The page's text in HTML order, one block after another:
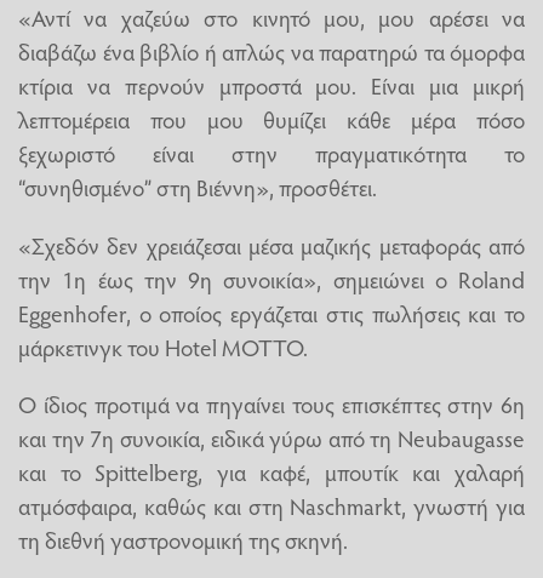
«Αντί να χαζεύω στο κινητό μου, μου αρέσει να
διαβάζω ένα βιβλίο ή απλώς να παρατηρώ τα όμορφα
κτίρια να περνούν μπροστά μου. Είναι μια μικρή
λεπτομέρεια που μου θυμίζει κάθε μέρα πόσο
ξεχωριστό είναι στην πραγματικότητα το
“συνηθισμένο” στη Βιέννη», προσθέτει.
«Σχεδόν δεν χρειάζεσαι μέσα μαζικής μεταφοράς από
την 1η έως την 9η συνοικία», σημειώνει ο Roland
Eggenhofer, ο οποίος εργάζεται στις πωλήσεις και το
μάρκετινγκ του Hotel MOTTO.
Ο ίδιος προτιμά να πηγαίνει τους επισκέπτες στην 6η
και την 7η συνοικία, ειδικά γύρω από τη Neubaugasse
και το Spittelberg, για καφέ, μπουτίκ και χαλαρή
ατμόσφαιρα, καθώς και στη Naschmarkt, γνωστή για
τη διεθνή γαστρονομική της σκηνή.